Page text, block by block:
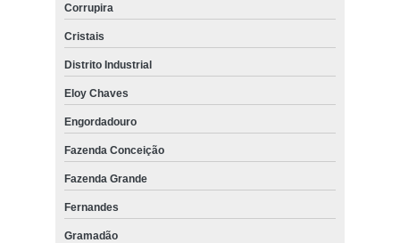
Corrupira
Cristais
Distrito Industrial
Eloy Chaves
Engordadouro
Fazenda Conceição
Fazenda Grande
Fernandes
Gramadão